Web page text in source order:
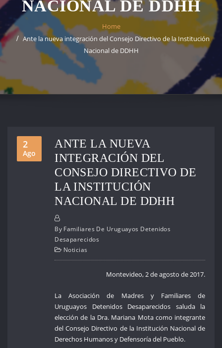
NACIONAL DE DDHH
Home
Ante la nueva integración del Consejo Directivo de la Institución
Nacional de DDHH
2
Ago
ANTE LA NUEVA
INTEGRACIÓN DEL
CONSEJO DIRECTIVO DE
LA INSTITUCIÓN
NACIONAL DE DDHH
By Familiares De Uruguayos Detenidos
Desaparecidos
Noticias
Montevideo, 2 de agosto de 2017.
La Asociación de Madres y Familiares de
Uruguayos Detenidos Desaparecidos saluda la
elección de la Dra. Mariana Mota como integrante
del Consejo Directivo de la Institución Nacional de
Derechos Humanos y Defensoría del Pueblo.